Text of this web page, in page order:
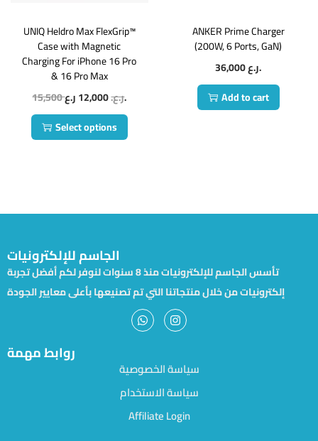
UNIQ Heldro Max FlexGrip™
Case with Magnetic
Charging For iPhone 16 Pro
& 16 Pro Max
15,500
ر.ع.12,000
ر.ع.
Select options
ANKER Prime Charger
(200W, 6 Ports, GaN)
36,000
ر.ع.
Add to cart
الجاسم للإلكترونيات
تأسس الجاسم للإلكترونيات منذ 8 سنوات لنوفر لكم أفضل تجربة
إلكترونيات من خلال منتجاتنا التي تم تصنيعها بأعلى معايير الجودة
روابط مهمة
سياسة الخصوصية
سياسة الاستخدام
Affiliate Login